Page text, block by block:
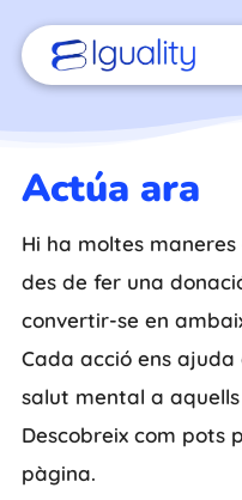
Actúa ara
Hi ha moltes
des de fer una
convertir-se en
Cada acció ens
salut mental a
Descobreix com pots
pàgina.